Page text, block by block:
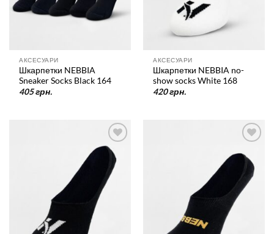
АКСЕСУАРИ
Шкарпетки NEBBIA
Sneaker Socks Black 164
405грн.
АКСЕСУАРИ
Шкарпетки NEBBIA no-
show socks White 168
420грн.
У
список
бажань
список
бажань